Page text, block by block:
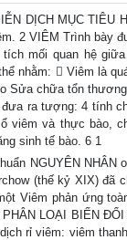
DỊCH MỤC
2 VIÊM Trình bày
tích mối quan hệ
nhằm:  Viêm là
Sửa chữa tổn
ra tượng: 4 tính
viêm và thực bào,
sinh tế bào. 6 1
NGUYÊN
(thế kỷ XIX) đã
Viêm phản ứng
LOẠI BIẾN
rỉ viêm: viêm